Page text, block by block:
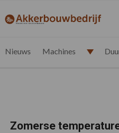
de
de
de
de
akkerbouwbedrijf.nl
Nieuws Machines
Zomerse